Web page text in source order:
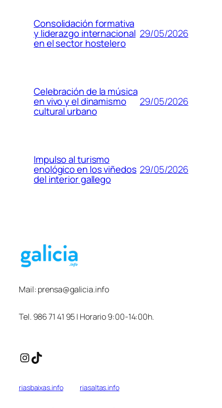
Consolidación formativa
y liderazgo internacional
en el sector hostelero
29/05/2026
Celebración de la música
en vivo y el dinamismo
cultural urbano
29/05/2026
Impulso al turismo
enológico en los viñedos
del interior gallego
29/05/2026
Mail: prensa@galicia.info
Tel. 986 71 41 95 | Horario 9:00-14:00h.
Instagram
TikTok
riasbaixas.info riasaltas.info